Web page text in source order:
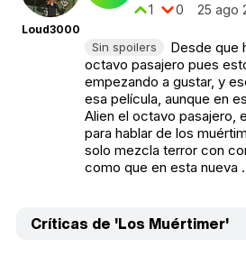
Loud3000
1 0 25 ago
Sin spoilers
Desde que
octavo pasajero pues
empezando a gustar, y
esa película, aunque en
Alien el octavo pasajero,
para hablar de los
solo mezcla terror con
como que en esta nueva
Críticas de 'Los Muértimer'